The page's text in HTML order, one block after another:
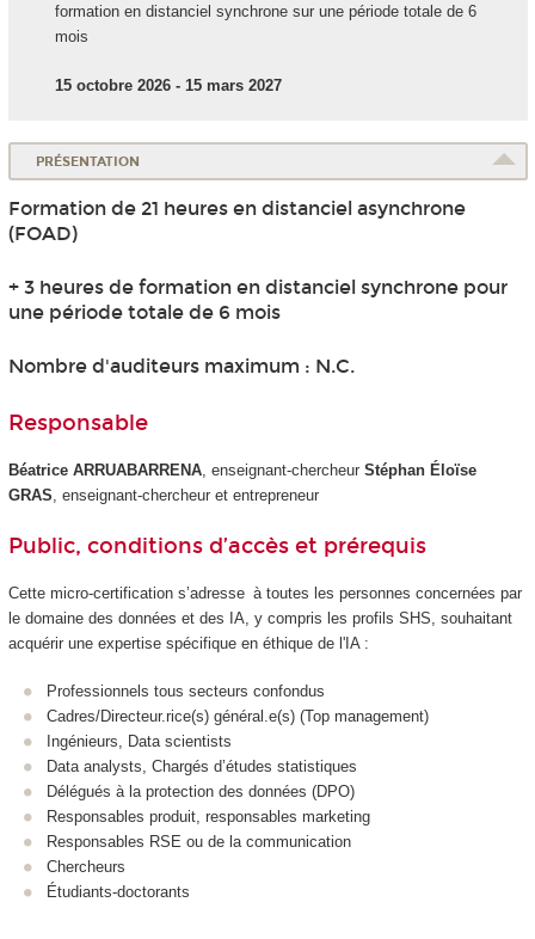
formation en distanciel synchrone sur une période totale de 6
mois
15 octobre 2026 - 15 mars 2027
PRÉSENTATION
Formation de 21 heures en distanciel asynchrone
(FOAD)
+ 3 heures de formation en distanciel synchrone pour
une période totale de 6 mois
Nombre d'auditeurs maximum : N.C.
Responsable
Béatrice ARRUABARRENA, enseignant-chercheur Stéphan Éloïse
GRAS , enseignant-chercheur et entrepreneur
Public, conditions d’accès et prérequis
Cette micro-certification s’adresse à toutes les personnes concernées par
le domaine des données et des IA, y compris les profils SHS, souhaitant
acquérir une expertise spécifique en éthique de l'IA :
Professionnels tous secteurs confondus
Cadres/Directeur.rice(s) général.e(s) (Top management)
Ingénieurs, Data scientists
Data analysts, Chargés d’études statistiques
Délégués à la protection des données (DPO)
Responsables produit, responsables marketing
Responsables RSE ou de la communication
Chercheurs
Étudiants-doctorants